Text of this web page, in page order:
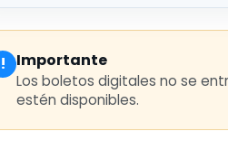
! Importante
Los boletos digitales no se
estén disponibles.